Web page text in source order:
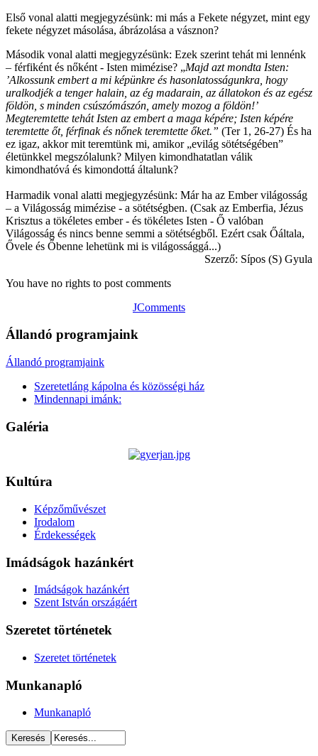
Első vonal alatti megjegyzésünk: mi más a Fekete négyzet, mint egy
fekete négyzet másolása, ábrázolása a vásznon?
Második vonal alatti megjegyzésünk: Ezek szerint tehát mi lennénk
– férfiként és nőként - Isten mimézise? „Majd azt mondta Isten:
’Alkossunk embert a mi képünkre és hasonlatosságunkra, hogy
uralkodjék a tenger halain, az ég madarain, az állatokon és az egész
földön, s minden csúszómászón, amely mozog a földön!’
Megteremtette tehát Isten az embert a maga képére; Isten képére
teremtette őt, férfinak és nőnek teremtette őket.” (Ter 1, 26-27) És ha
ez igaz, akkor mit teremtünk mi, amikor „evilág sötétségében”
életünkkel megszólalunk? Milyen kimondhatatlan válik
kimondhatóvá és kimondottá általunk?
Harmadik vonal alatti megjegyzésünk: Már ha az Ember világosság
– a Világosság mimézise - a sötétségben. (Csak az Emberfia, Jézus
Krisztus a tökéletes ember - és tökéletes Isten - Ő valóban
Világosság és nincs benne semmi a sötétségből. Ezért csak Őáltala,
Ővele és Őbenne lehetünk mi is világossággá...)
Szerző: Sípos (S) Gyula
You have no rights to post comments
JComments
Állandó programjaink
Állandó programjaink
Szeretetláng kápolna és közösségi ház
Mindennapi imánk:
Galéria
Kultúra
Képzőművészet
Irodalom
Érdekességek
Imádságok hazánkért
Imádságok hazánkért
Szent István országáért
Szeretet történetek
Szeretet történetek
Munkanapló
Munkanapló